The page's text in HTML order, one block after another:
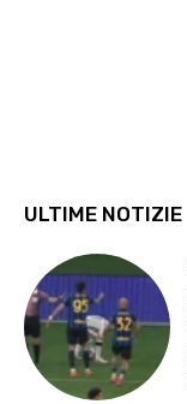
ULTIME NOTIZIE